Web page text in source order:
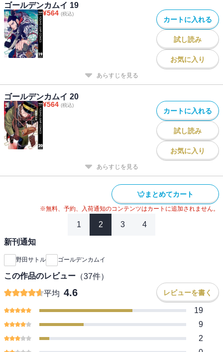
ゴールデンカムイ 19
¥564 (税込)
カートに入れる
試し読み
お気に入り
あらすじを見る
ゴールデンカムイ 20
¥564 (税込)
カートに入れる
試し読み
お気に入り
あらすじを見る
まとめてカート
※無料、予約、入荷通知のコンテンツはカートに追加されません。
1 2 3 4
新刊通知
野田サトル ゴールデンカムイ
この作品のレビュー （37件）
平均 4.6 レビューを書く
19
9
2